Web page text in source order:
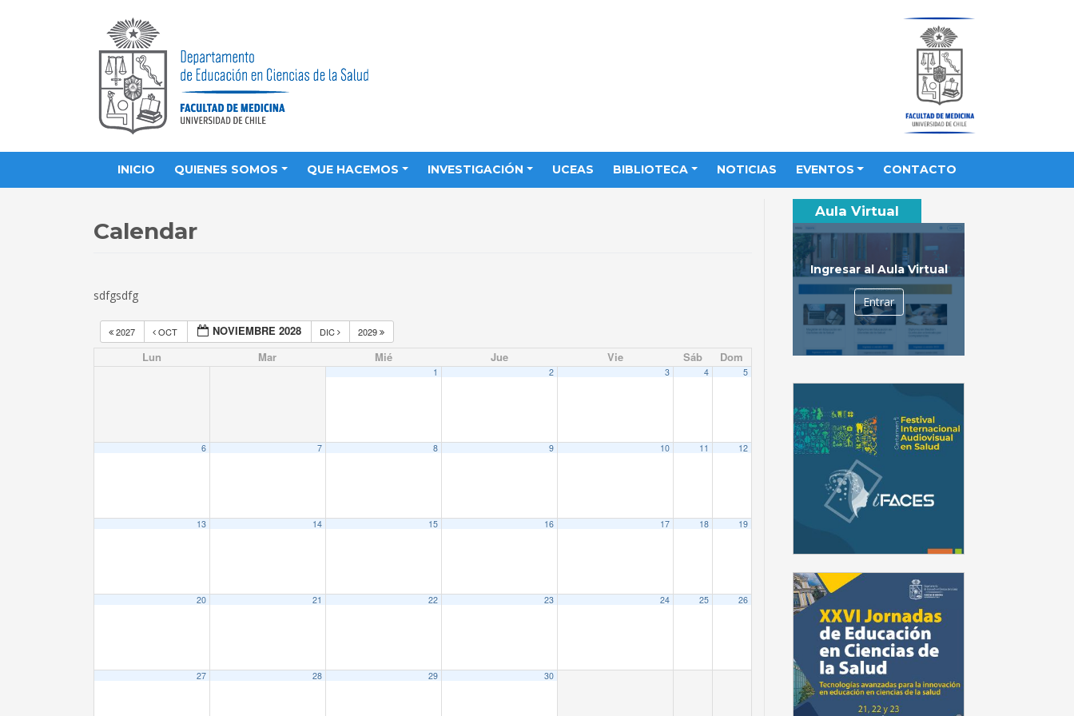
INICIO QUIENES SOMOS QUE HACEMOS INVESTIGACIÓN UCEAS BIBLIOTECA NOTICIAS EVENTOS CONTACTO
Calendar
sdfgsdfg
2027 OCT NOVIEMBRE 2028 DIC 2029
Lun Mar Mié Jue Vie Sáb Dom
1 2 3 4 5
6 7 8 9 10 11 12
13 14 15 16 17 18 19
20 21 22 23 24 25 26
27 28 29 30
Aula Virtual
Ingresar al Aula Virtual
Entrar